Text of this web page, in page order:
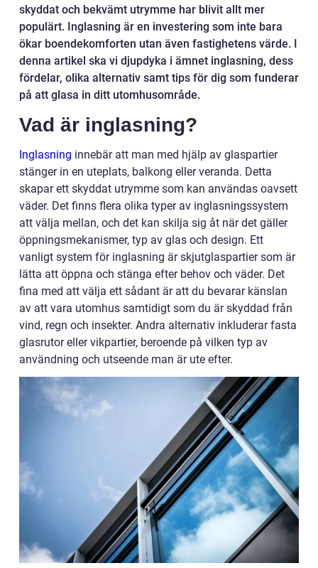
skyddat och bekvämt utrymme har blivit allt mer
populärt. Inglasning är en investering som inte bara
ökar boendekomforten utan även fastighetens värde. I
denna artikel ska vi djupdyka i ämnet inglasning, dess
fördelar, olika alternativ samt tips för dig som funderar
på att glasa in ditt utomhusområde.
Vad är inglasning?
Inglasning innebär att man med hjälp av glaspartier
stänger in en uteplats, balkong eller veranda. Detta
skapar ett skyddat utrymme som kan användas oavsett
väder. Det finns flera olika typer av inglasningssystem
att välja mellan, och det kan skilja sig åt när det gäller
öppningsmekanismer, typ av glas och design. Ett
vanligt system för inglasning är skjutglaspartier som är
lätta att öppna och stänga efter behov och väder. Det
fina med att välja ett sådant är att du bevarar känslan
av att vara utomhus samtidigt som du är skyddad från
vind, regn och insekter. Andra alternativ inkluderar fasta
glasrutor eller vikpartier, beroende på vilken typ av
användning och utseende man är ute efter.